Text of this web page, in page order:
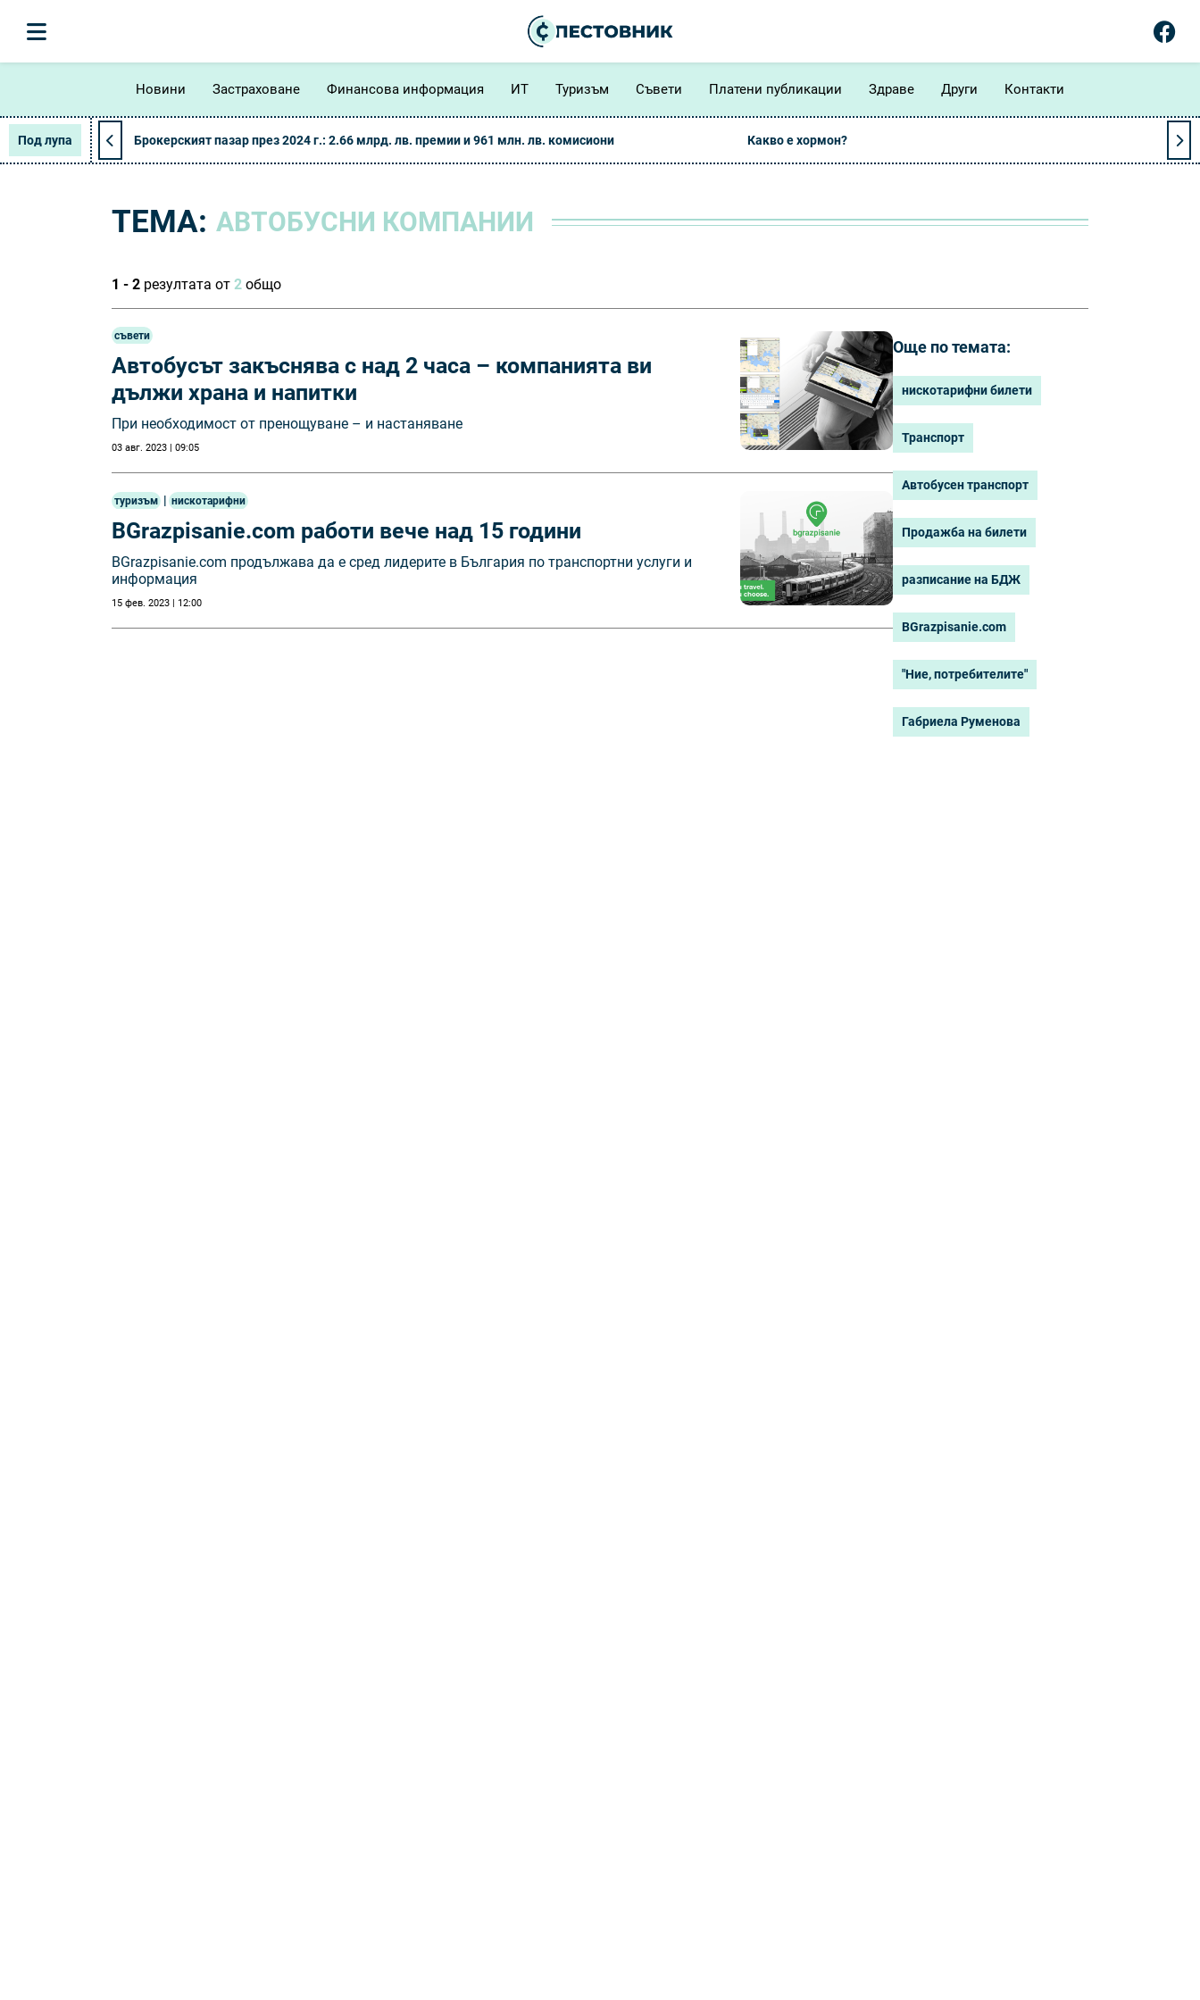
Новини Застраховане Финансова информация ИТ Туризъм Съвети Платени публикации Здраве Други Контакти
Под лупа Брокерският пазар през 2024 г.: 2.66 млрд. лв. премии и 961 млн. лв. комисиони Какво е хормон?
ТЕМА: АВТОБУСНИ КОМПАНИИ
1 - 2 резултата от 2 общо
съвети
Автобусът закъснява с над 2 часа – компанията ви
дължи храна и напитки
При необходимост от пренощуване – и настаняване
03 авг. 2023 | 09:05
туризъм | нискотарифни
BGrazpisanie.com работи вече над 15 години
BGrazpisanie.com продължава да е сред лидерите в България по транспортни услуги и
информация
15 фев. 2023 | 12:00
Още по темата:
нискотарифни билети
Транспорт
Автобусен транспорт
Продажба на билети
разписание на БДЖ
BGrazpisanie.com
"Ние, потребителите"
Габриела Руменова